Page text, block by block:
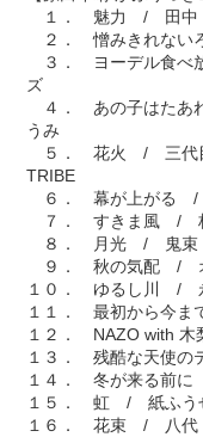
１． 魅力 / 田中
２． 憎みきれな
３． ヨーデル食べ
ズ
４． あの子はたあ
うみ
５． 花火 / 三代目
TRIBE
６． 幕が上がる /
７． すきま風 /
８． 月光 / 鬼束
９． 秋の気配 /
１０． ゆるし川 /
１１． 最初から今
１２． NAZO with
１３． 残酷な天使
１４． 冬が来る前
１５． 虹 / 紙ふう
１６． 花束 / 八